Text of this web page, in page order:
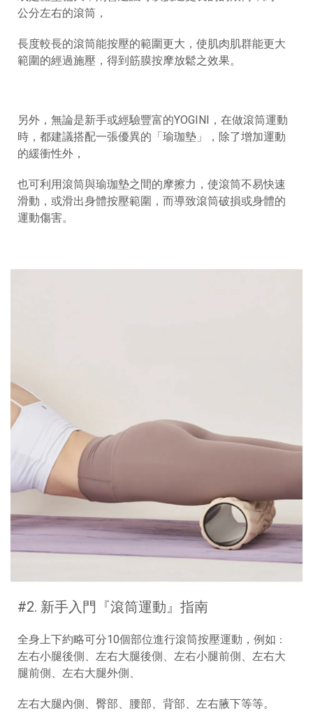
公分左右的滾筒，
長度較長的滾筒能按壓的範圍更大，使肌肉肌群能更大
範圍的經過施壓，得到筋膜按摩放鬆之效果。
另外，無論是新手或經驗豐富的YOGINI，在做滾筒運動
時，都建議搭配一張優異的「瑜珈墊 」，除了增加運動
的緩衝性外，
也可利用滾筒與瑜珈墊之間的摩擦力，使滾筒不易快速
滑動，或滑出身體按壓範圍，而導致滾筒破損或身體的
運動傷害。
#2. 新手入門『滾筒運動』指南
全身上下約略可分10個部位進行滾筒按壓運動，例如 ：
左右小腿後側、左右大腿後側、左右小腿前側、左右大
腿前側、左右大腿外側、
左右大腿內側、臀部、腰部、背部、左右腋下等等。